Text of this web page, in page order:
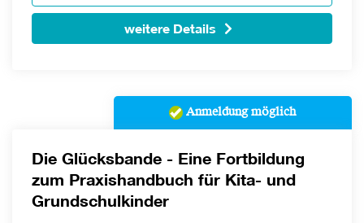
weitere Details
Anmeldung möglich
Die Glücksbande - Eine Fortbildung
zum Praxishandbuch für Kita- und
Grundschulkinder